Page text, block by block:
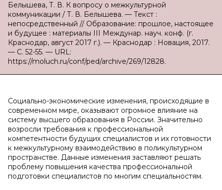
Белышева, Т. В. К вопросу о межкультурной
коммуникации / Т. В. Белышева. — Текст :
непосредственный // Образование: прошлое, настоящее
и будущее : материалы III Междунар. науч. конф. (г.
Краснодар, август 2017 г.). — Краснодар : Новация, 2017.
— С. 52-55. — URL:
https://moluch.ru/conf/ped/archive/269/12828.
Социально-экономические изменения, происходящие в
современном мире, оказывают огромное влияние на
систему высшего образования в России. Значительно
возросли требования к профессиональной
компетентности будущих специалистов и их готовности
к межкультурному взаимодействию в поликультурном
пространстве. Данные изменения заставляют решать
проблему повышения качества профессиональной
подготовки специалистов по многим специальностям.